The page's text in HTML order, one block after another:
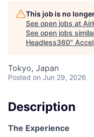
This job is no
See open jobs at
See open jobs
Headless360" Accel
Tokyo, Japan
Posted on Jun 29, 2026
Description
The Experience